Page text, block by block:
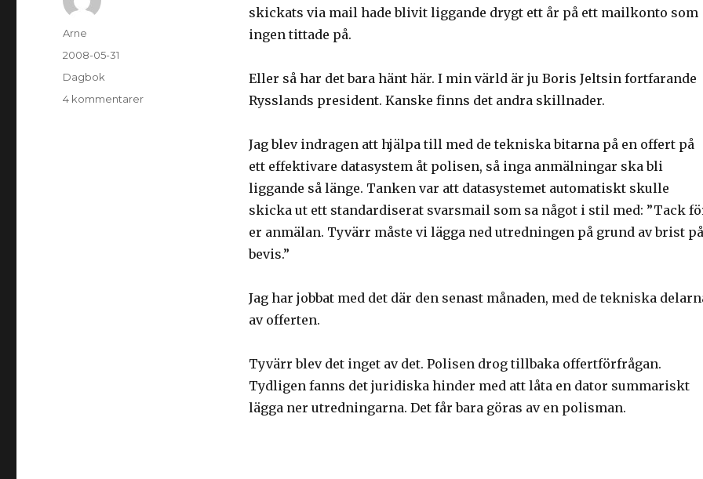
skickats via mail hade blivit liggande drygt ett år på ett mailkonto som
ingen tittade på.
Eller så har det bara hänt här. I min värld är ju Boris Jeltsin fortfarande
Rysslands president. Kanske finns det andra skillnader.
Jag blev indragen att hjälpa till med de tekniska bitarna på en offert på
ett effektivare datasystem åt polisen, så inga anmälningar ska bli
liggande så länge. Tanken var att datasystemet automatiskt skulle
skicka ut ett standardiserat svarsmail som sa något i stil med: ”Tack
er anmälan. Tyvärr måste vi lägga ned utredningen på grund av brist på
bevis.”
Jag har jobbat med det där den senast månaden, med de tekniska
av offerten.
Tyvärr blev det inget av det. Polisen drog tillbaka offertförfrågan.
Tydligen fanns det juridiska hinder med att låta en dator summariskt
lägga ner utredningarna. Det får bara göras av en polisman.
Författare
Arne
Postat
2008-05-31
Kategorier
Dagbok
4 kommentarer